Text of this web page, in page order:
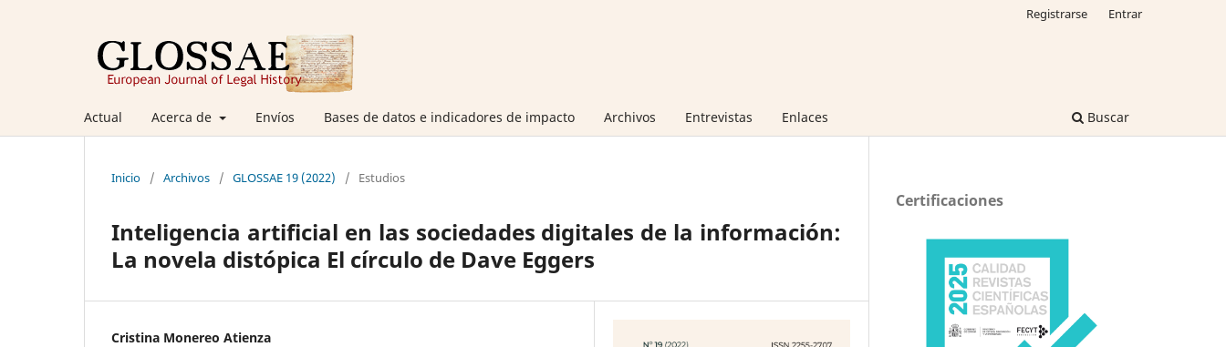
Actual Acerca de Envíos Bases de datos e indicadores de impacto Archivos Entrevistas Enlaces Buscar
Registrarse Entrar
Inicio / Archivos / GLOSSAE 19 (2022) / Estudios
Inteligencia artificial en las sociedades digitales de la información:
La novela distópica El círculo de Dave Eggers
Cristina Monereo Atienza
Certificaciones